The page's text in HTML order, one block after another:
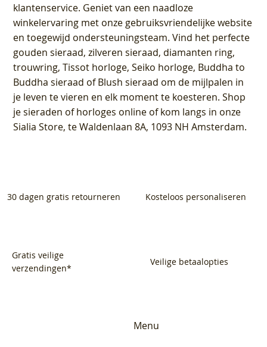
klantenservice. Geniet van een naadloze
winkelervaring met onze gebruiksvriendelijke website
en toegewijd ondersteuningsteam. Vind het perfecte
gouden sieraad, zilveren sieraad, diamanten ring,
trouwring, Tissot horloge, Seiko horloge, Buddha to
Buddha sieraad of Blush sieraad om de mijlpalen in
je leven te vieren en elk moment te koesteren. Shop
je sieraden of horloges online of kom langs in onze
Sialia Store, te Waldenlaan 8A, 1093 NH Amsterdam.
30 dagen gratis retourneren Kosteloos personaliseren
Gratis veilige
verzendingen*
Veilige betaalopties
Menu